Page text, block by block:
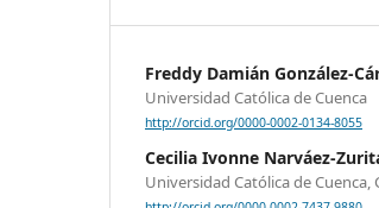
Freddy Damián González-
Universidad Católica de Cuenca
http://orcid.org/0000-0002-0134-8055
Cecilia Ivonne Narváez-
Universidad Católica de Cuenca,